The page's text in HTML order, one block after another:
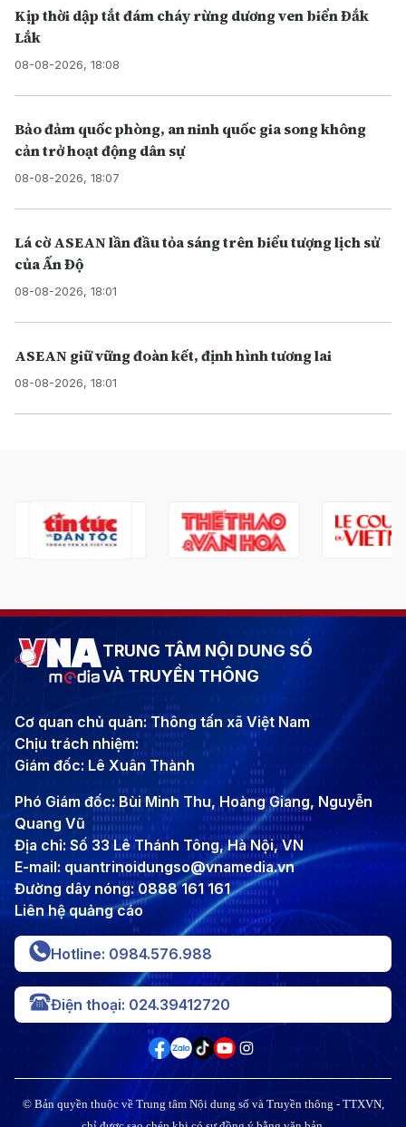
Kịp thời dập tắt đám cháy rừng dương ven biển Đắk
Lắk
08-08-2026, 18:08
Bảo đảm quốc phòng, an ninh quốc gia song không
cản trở hoạt động dân sự
08-08-2026, 18:07
Lá cờ ASEAN lần đầu tỏa sáng trên biểu tượng lịch sử
của Ấn Độ
08-08-2026, 18:01
ASEAN giữ vững đoàn kết, định hình tương lai
08-08-2026, 18:01
TRUNG TÂM NỘI DUNG SỐ
VÀ TRUYỀN THÔNG
Cơ quan chủ quản: Thông tấn xã Việt Nam
Chịu trách nhiệm:
Giám đốc: Lê Xuân Thành
Phó Giám đốc: Bùi Minh Thu, Hoàng Giang, Nguyễn
Quang Vũ
Địa chỉ: Số 33 Lê Thánh Tông, Hà Nội, VN
E-mail: quantrinoidungso@vnamedia.vn
Đường dây nóng: 0888 161 161
Liên hệ quảng cáo
Hotline: 0984.576.988
Điện thoại: 024.39412720
© Bản quyền thuộc về Trung tâm Nội dung số và Truyền thông - TTXVN,